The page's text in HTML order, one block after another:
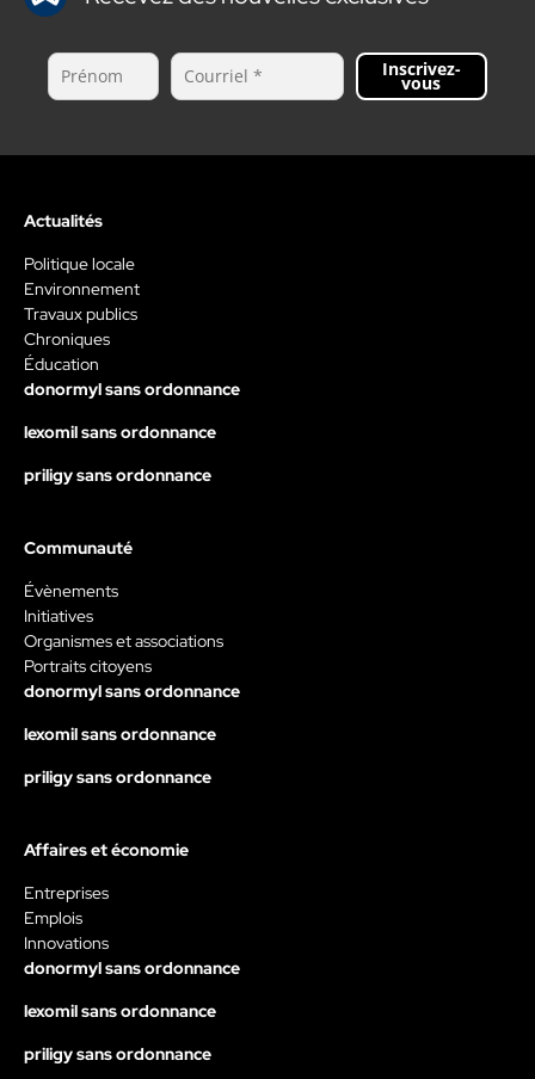
Inscrivez-
vous
Actualités
Politique locale
Environnement
Travaux publics
Chroniques
Éducation
donormyl sans ordonnance
lexomil sans ordonnance
priligy sans ordonnance
Communauté
Évènements
Initiatives
Organismes et associations
Portraits citoyens
donormyl sans ordonnance
lexomil sans ordonnance
priligy sans ordonnance
Affaires et économie
Entreprises
Emplois
Innovations
donormyl sans ordonnance
lexomil sans ordonnance
priligy sans ordonnance